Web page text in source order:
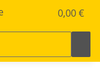
0,00 €